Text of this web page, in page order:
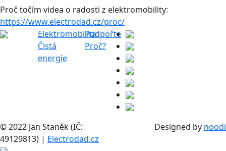
Proč točím videa o radosti z elektromobility:
https://www.electrodad.cz/proc/
Elektromobilita
Čistá
energie
Podpořte
Proč?
© 2022 Jan Staněk (IČ:
49129813) | Electrodad.cz
Designed by noodi